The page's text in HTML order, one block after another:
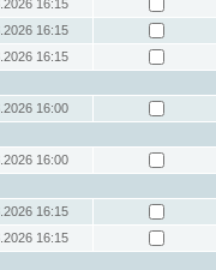
16:15
16:15
16:15
16:00
16:00
16:15
16:15